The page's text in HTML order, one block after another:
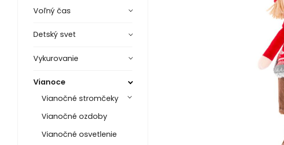
Voľný čas
Detský svet
Vykurovanie
Vianoce
Vianočné stromčeky
Vianočné ozdoby
Vianočné osvetlenie